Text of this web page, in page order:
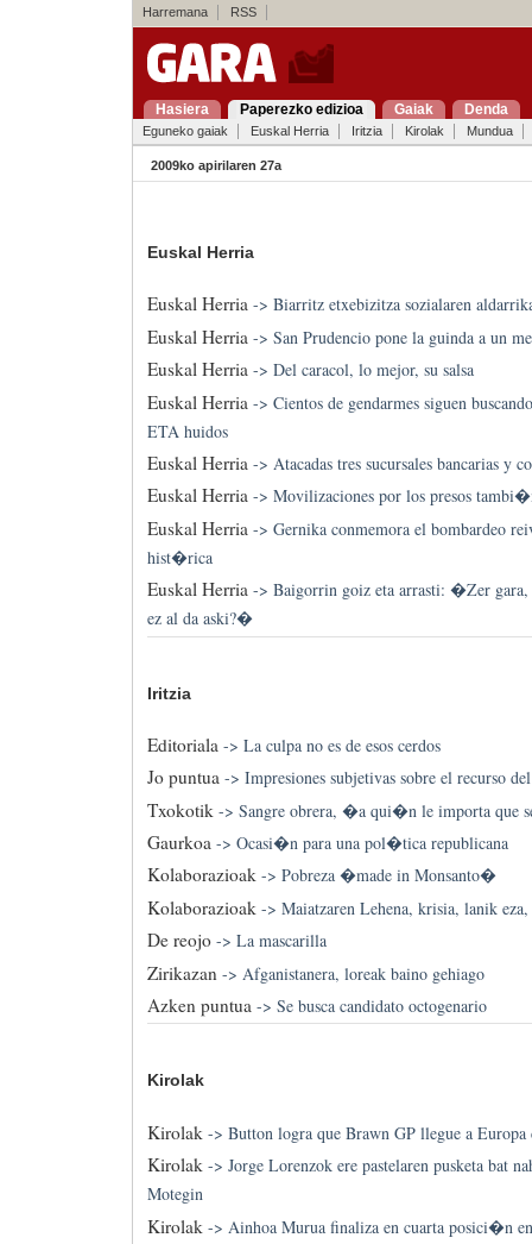
Harremana RSS
Hasiera Paperezko edizioa Gaiak Denda
Eguneko gaiak Euskal Herria Iritzia Kirolak Mundua
2009ko apirilaren 27a
Euskal Herria
Euskal Herria-> Biarritz etxebizitza sozialaren
Euskal Herria -> San Prudencio pone la guinda a un
Euskal Herria-> Del caracol, lo mejor, su salsa
Euskal Herria -> Cientos de gendarmes siguen
ETA huidos
Euskal Herria-> Atacadas tres sucursales bancarias y
Euskal Herria-> Movilizaciones por los presos
Euskal Herria -> Gernika conmemora el bombardeo
hist�rica
Euskal Herria-> Baigorrin goiz eta arrasti: �Zer gara,
ez al da aski?�
Iritzia
Editoriala-> La culpa no es de esos cerdos
Jo puntua-> Impresiones subjetivas sobre el recurso
Txokotik -> Sangre obrera, �a qui�n le importa que
Gaurkoa-> Ocasi�n para una pol�tica republicana
Kolaborazioak-> Pobreza �made in Monsanto�
Kolaborazioak-> Maiatzaren Lehena, krisia, lanik
De reojo-> La mascarilla
Zirikazan -> Afganistanera, loreak baino gehiago
Azken puntua-> Se busca candidato octogenario
Kirolak
Kirolak-> Button logra que Brawn GP llegue a
Kirolak-> Jorge Lorenzok ere pastelaren pusketa bat
Motegin
Kirolak -> Ainhoa Murua finaliza en cuarta posici�n